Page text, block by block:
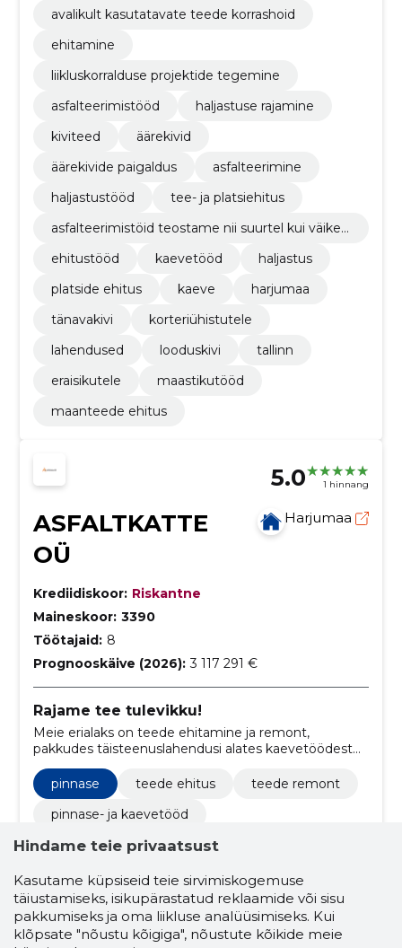
avalikult kasutatavate teede korrashoid
ehitamine
liikluskorralduse projektide tegemine
asfalteerimistööd
haljastuse rajamine
kiviteed
äärekivid
äärekivide paigaldus
asfalteerimine
haljastustööd
tee- ja platsiehitus
asfalteerimistöid teostame nii suurtel kui väikes
ehitustööd
kaevetööd
haljastus
platside ehitus
kaeve
harjumaa
tänavakivi
korteriühistutele
lahendused
looduskivi
tallinn
eraisikutele
maastikutööd
maanteede ehitus
5.0 1 hinnang
ASFALTKATTE
OÜ
Harjumaa
Krediidiskoor: Riskantne
Maineskoor: 3390
Töötajaid: 8
Prognooskäive (2026): 3 117 291 €
Rajame tee tulevikku!
Meie erialaks on teede ehitamine ja remont,
pakkudes täisteenuslahendusi alates kaevetöödest
kuni lõppviimistluseni.
pinnase
teede ehitus
teede remont
pinnase- ja kaevetööd
kaevetööd ja mullatööd
parkimisplatsi ehitus
kõnniteede rajamine
teedeehituse teenused
killustikutee ehitamine
Hindame teie privaatsust
Kasutame küpsiseid teie sirvimiskogemuse
täiustamiseks, isikupärastatud reklaamide või sisu
pakkumiseks ja oma liikluse analüüsimiseks. Kui
klõpsate "nõustu kõigiga", nõustute kõikide meie